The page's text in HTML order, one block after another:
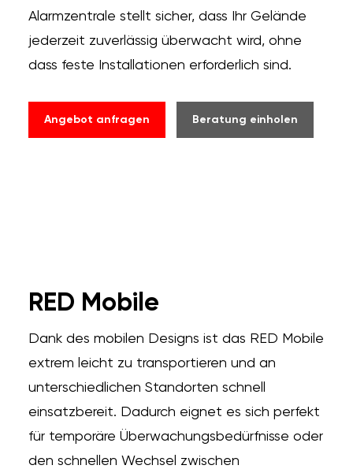
Alarmzentrale stellt sicher, dass Ihr Gelände
jederzeit zuverlässig überwacht wird, ohne
dass feste Installationen erforderlich sind.
Angebot anfragen Beratung einholen
RED Mobile
Dank des mobilen Designs ist das RED Mobile
extrem leicht zu transportieren und an
unterschiedlichen Standorten schnell
einsatzbereit. Dadurch eignet es sich perfekt
für temporäre Überwachungsbedürfnisse oder
den schnellen Wechsel zwischen